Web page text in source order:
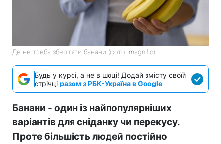
Де не треба зберігати банани (фото: magnific)
Будь у курсі, а не в шоці! Додай змісту своїй
стрічці разом з РБК-Україна в Google
Банани - один із найпопулярніших
варіантів для сніданку чи перекусу.
Проте більшість людей постійно